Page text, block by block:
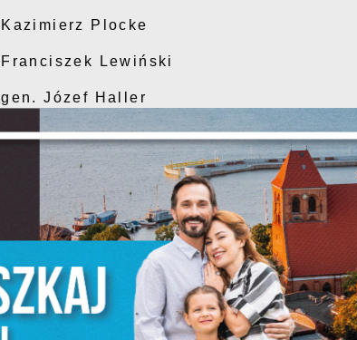
Kazimierz Plocke
Franciszek Lewiński
gen. Józef Haller
Adam Lipski
Ustawienia
Szanujemy Twoją prywatność. Możesz
lub zaakceptować je wszystkie. W
dokonać zmiany swoich ustawień.
Niezbędne
Niezbędne pliki cookies służą do